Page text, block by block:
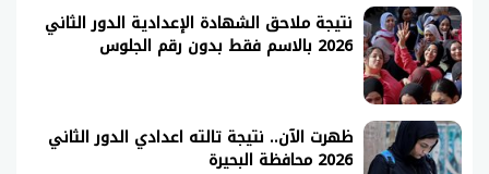
نتيجة ملاحق الشهادة الإعدادية الدور الثاني
2026 بالاسم فقط بدون رقم الجلوس
ظهرت الآن.. نتيجة تالته اعدادي الدور الثاني
2026 محافظة البحيرة